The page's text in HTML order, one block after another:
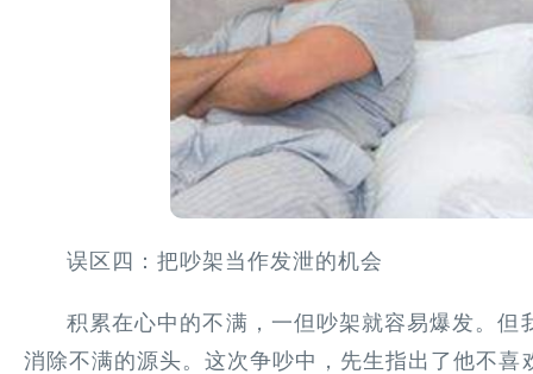
误区四：把吵架当作发泄的机会
积累在心中的不满，一但吵架就容易爆发。
消除不满的源头。这次争吵中，先生指出了他不